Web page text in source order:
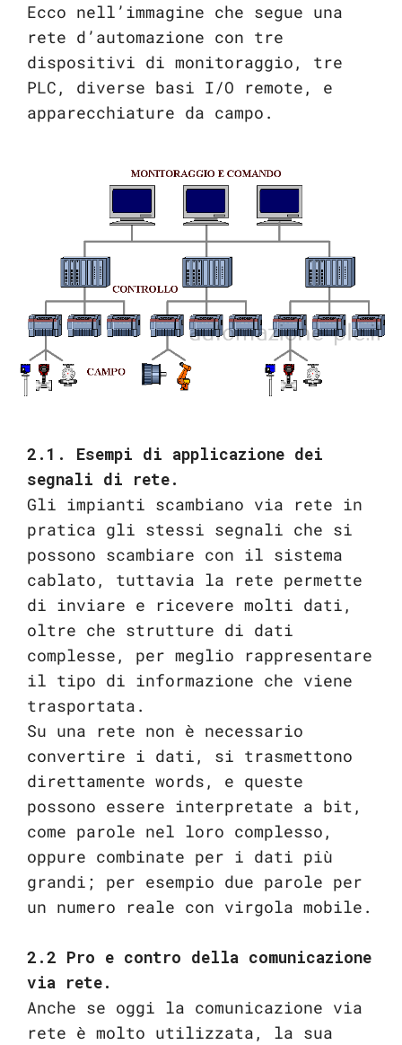
Ecco nell’immagine che segue una
rete d’automazione con tre
dispositivi di monitoraggio, tre
PLC, diverse basi I/O remote, e
apparecchiature da campo.
2.1. Esempi di applicazione dei
segnali di rete.
Gli impianti scambiano via rete in
pratica gli stessi segnali che si
possono scambiare con il sistema
cablato, tuttavia la rete permette
di inviare e ricevere molti dati,
oltre che strutture di dati
complesse, per meglio rappresentare
il tipo di informazione che viene
trasportata.
Su una rete non è necessario
convertire i dati, si trasmettono
direttamente words, e queste
possono essere interpretate a bit,
come parole nel loro complesso,
oppure combinate per i dati più
grandi; per esempio due parole per
un numero reale con virgola mobile.
2.2 Pro e contro della comunicazione
via rete.
Anche se oggi la comunicazione via
rete è molto utilizzata, la sua